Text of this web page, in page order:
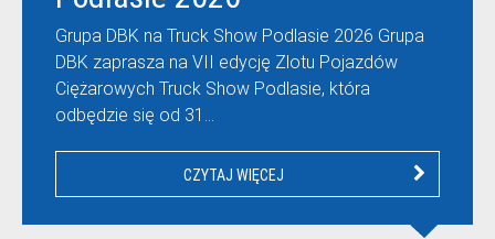
Grupa DBK na Truck Show Podlasie 2026 Grupa
DBK zaprasza na VII edycję Zlotu Pojazdów
Ciężarowych Truck Show Podlasie, która
odbędzie się od 31…
CZYTAJ WIĘCEJ